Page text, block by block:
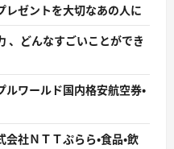
レゼントを大切なあの人に
、どんなすごいことができ
ルワールド国内格安航空券・
社ＮＴＴぷらら・食品・飲